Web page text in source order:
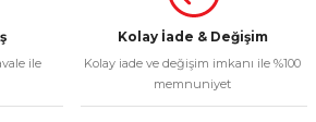
ile
Kolay İade & Değişim
Kolay iade ve değişim imkanı ile %100
memnuniyet